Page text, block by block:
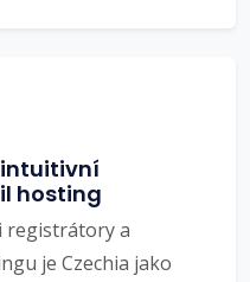
hosting
registrátory a
je Czechia jako